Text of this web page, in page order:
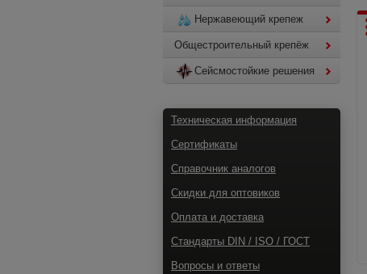
Нержавеющий крепеж
Общестроительный крепёж
Сейсмостойкие решения
Техническая информация
Сертификаты
Справочник аналогов
Скидки для оптовиков
Оплата и доставка
Стандарты DIN / ISO / ГОСТ
Вопросы и ответы